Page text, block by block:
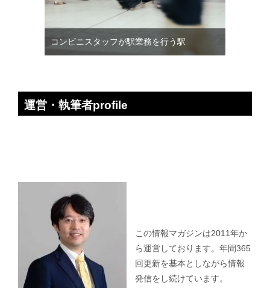
コンビニスタッフが駅業務を行う駅
運営・執筆者profile
この情報マガジンは2011年か
ら運営しております。年間365
回更新を基本としながら情報
発信をし続けています。